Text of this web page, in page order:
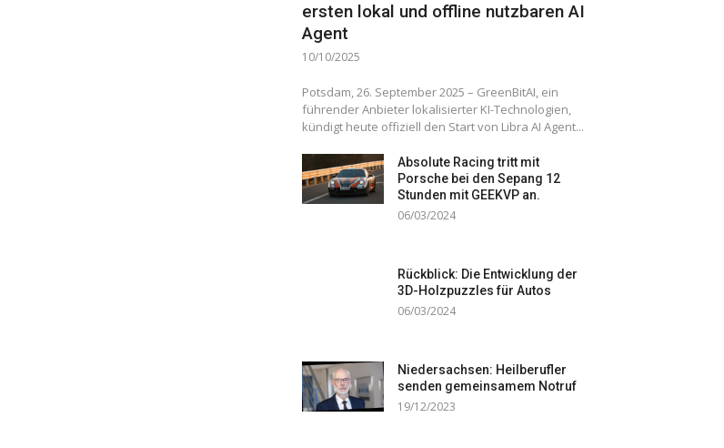
ersten lokal und offline nutzbaren AI
Agent
10/10/2025
Potsdam, 26. September 2025 – GreenBitAI, ein
führender Anbieter lokalisierter KI-Technologien,
kündigt heute offiziell den Start von Libra AI Agent...
Absolute Racing tritt mit
Porsche bei den Sepang 12
Stunden mit GEEKVP an.
06/03/2024
Rückblick: Die Entwicklung der
3D-Holzpuzzles für Autos
06/03/2024
Niedersachsen: Heilberufler
senden gemeinsamem Notruf
19/12/2023